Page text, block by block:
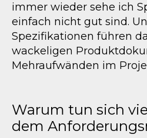
immer wieder sehe ich
einfach nicht gut sind.
Spezifikationen führen
wackeligen
Mehraufwänden im
Warum tun sich
dem